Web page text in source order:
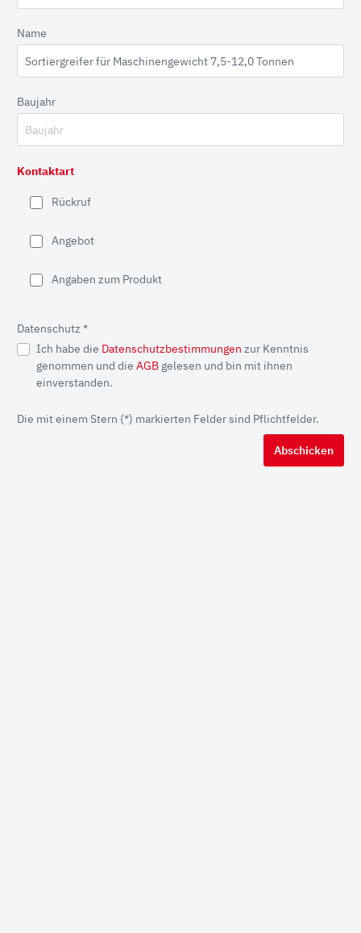
Name
Baujahr
Kontaktart
Rückruf
Angebot
Angaben zum Produkt
Datenschutz *
Ich habe die Datenschutzbestimmungen zur Kenntnis
genommen und die AGB gelesen und bin mit ihnen
einverstanden.
Die mit einem Stern (*) markierten Felder sind Pflichtfelder.
Abschicken